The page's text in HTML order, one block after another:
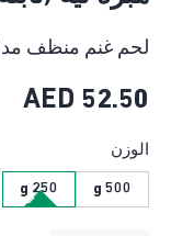
لحم غنم منظف
52.50
AED
الوزن
500 g
250 g